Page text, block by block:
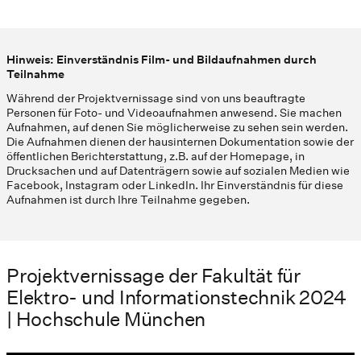
Hinweis: Einverständnis Film- und Bildaufnahmen durch
Teilnahme
Während der Projektvernissage sind von uns beauftragte
Personen für Foto- und Videoaufnahmen anwesend. Sie machen
Aufnahmen, auf denen Sie möglicherweise zu sehen sein werden.
Die Aufnahmen dienen der hausinternen Dokumentation sowie der
öffentlichen Berichterstattung, z.B. auf der Homepage, in
Drucksachen und auf Datenträgern sowie auf sozialen Medien wie
Facebook, Instagram oder LinkedIn. Ihr Einverständnis für diese
Aufnahmen ist durch Ihre Teilnahme gegeben.
Projektvernissage der Fakultät für
Elektro- und Informationstechnik 2024
| Hochschule München